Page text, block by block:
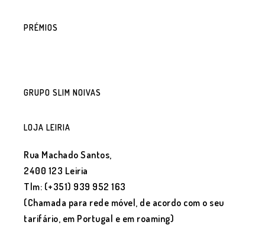
PRÉMIOS
GRUPO SLIM NOIVAS
LOJA LEIRIA
Rua Machado Santos,
2400 123 Leiria
Tlm: (+351) 939 952 163
(Chamada para rede móvel, de acordo com o seu
tarifário, em Portugal e em roaming)